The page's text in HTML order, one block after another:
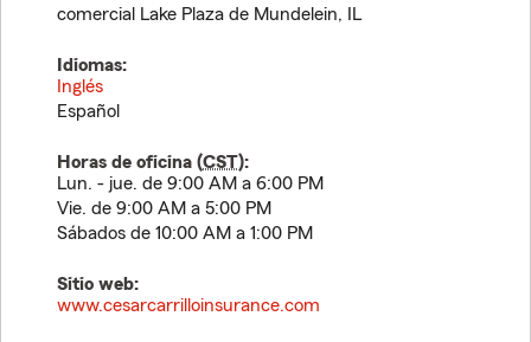
comercial Lake Plaza de Mundelein, IL
Idiomas:
Inglés
Español
Horas de oficina (CST):
Lun. - jue. de 9:00 AM a 6:00 PM
Vie. de 9:00 AM a 5:00 PM
Sábados de 10:00 AM a 1:00 PM
Sitio web:
www.cesarcarrilloinsurance.com